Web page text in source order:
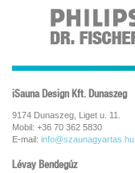
iSauna Design Kft. Dunaszeg
9174 Dunaszeg, Liget u. 11.
Mobil: +36 70 362 5830
E-mail: info@szaunagyartas.hu
Lévay Bendegúz